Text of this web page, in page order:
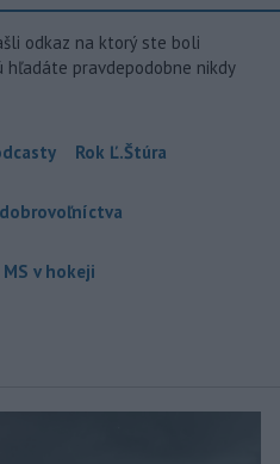
odkaz na ktorý ste boli
pravdepodobne nikdy
Rok Ľ.Štúra
MS v hokeji